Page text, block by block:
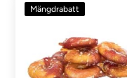
Mängdrabatt